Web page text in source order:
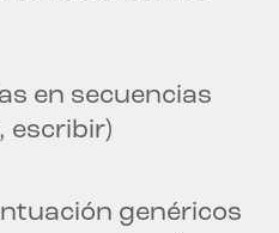
en secuencias
escribir)
genéricos